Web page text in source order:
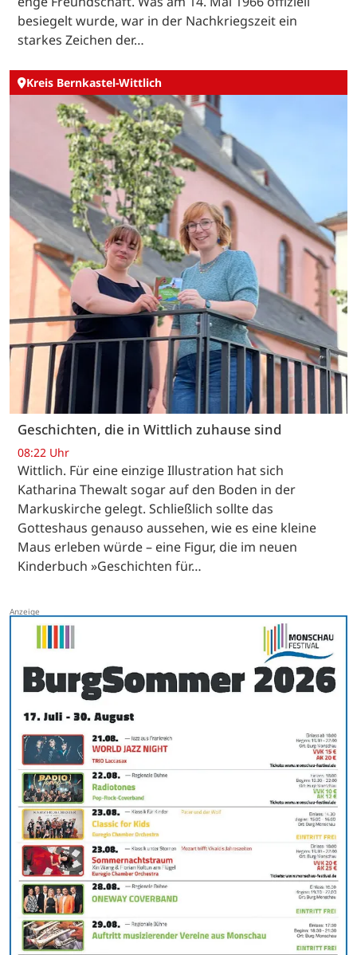
besiegelt wurde, war in der Nachkriegszeit ein
starkes Zeichen der…
Kreis Bernkastel-Wittlich
Geschichten, die in Wittlich zuhause sind
08:22 Uhr
Wittlich. Für eine einzige Illustration hat sich
Katharina Thewalt sogar auf den Boden in der
Markuskirche gelegt. Schließlich sollte das
Gotteshaus genauso aussehen, wie es eine kleine
Maus erleben würde – eine Figur, die im neuen
Kinderbuch »Geschichten für…